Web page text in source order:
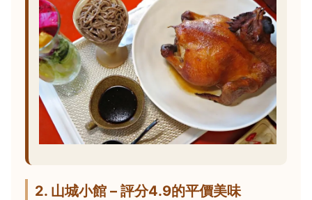
2. 山城小館 – 評分4.9的平價美味